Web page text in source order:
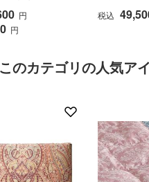
円
円
税込
このカテゴリの人気ア